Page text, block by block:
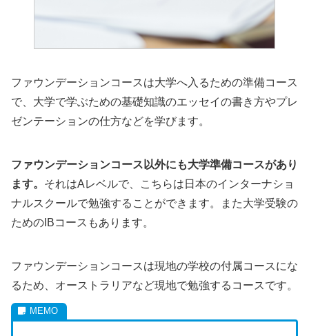
ファウンデーションコースは大学へ入るための準備コース
で、大学で学ぶための基礎知識のエッセイの書き方やプレ
ゼンテーションの仕方などを学びます。
ファウンデーションコース以外にも大学準備コースがあり
ます。 それはAレベルで、こちらは日本のインターナショ
ナルスクールで勉強することができます。また大学受験の
ためのIBコースもあります。
ファウンデーションコースは現地の学校の付属コースにな
るため、オーストラリアなど現地で勉強するコースです。